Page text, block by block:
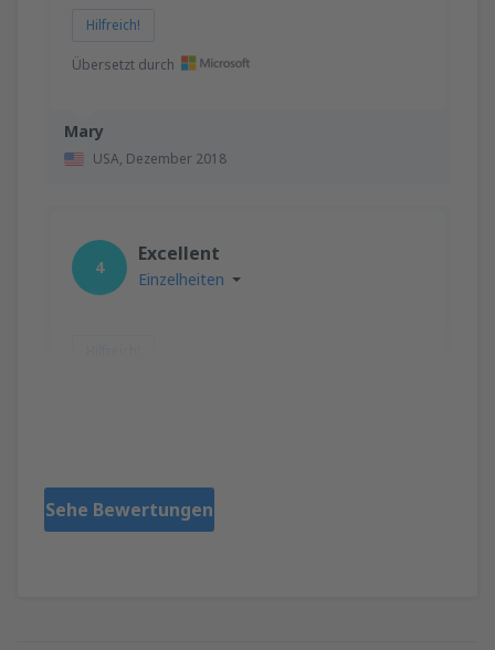
Mary
USA, Dezember 2018
Hilfreich!
Übersetzt durch
4
Excellent
Einzelheiten
Sehe Bewertungen